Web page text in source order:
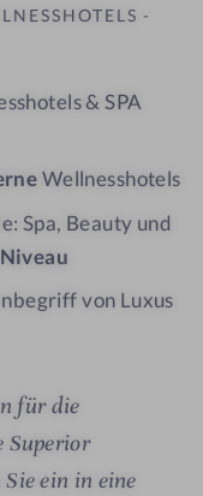
-
& SPA
Wellnesshotels
Spa, Beauty und
von Luxus
für die
Superior
ein in eine